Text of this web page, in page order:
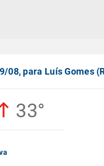
08, para Luís Gomes
33°